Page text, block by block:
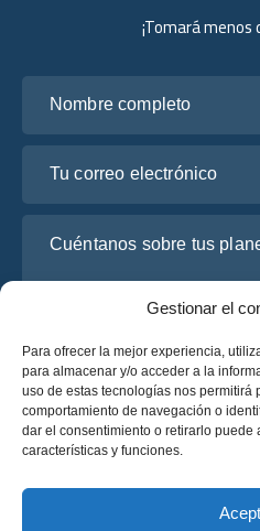
Gestionar el
Para ofrecer la mejor experiencia,
para almacenar y/o acceder a la
uso de estas tecnologías nos permitirá
comportamiento de navegación o
dar el consentimiento o retirarlo puede
características y funciones.
¡Tomará
He leído y acepto la
Solicite un
Solicite un